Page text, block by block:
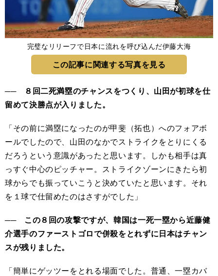
完璧なリリーフで日本に流れを呼び込んだ伊藤大海
この記事に関連する写真を見る
── ８回二死満塁のチャンスをつくり、山田が初球を仕
留めて決勝点が入りました。
「その前に満塁になったのが甲斐（拓也）へのフォアボ
ールでしたので、山田のなかでストライクをとりにくる
だろうという意識があったと思います。しかも相手は真
っすぐ中心のピッチャー。ストライクゾーンにきたら初
球からでも振っていこうと決めていたと思います。それ
を１球で仕留めたのはさすがでした」
── この８回の攻撃ですが、韓国は一死一塁から近藤健
介選手のファーストゴロで併殺をとれずに日本はチャン
スが残りました。
「簡単にゲッツーをとれる場面でした。普通、一塁カバ